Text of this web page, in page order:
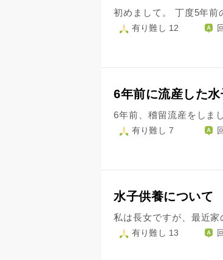
有り難し 12
6年前に流産した
有り難し 7
水子供養について
有り難し 13